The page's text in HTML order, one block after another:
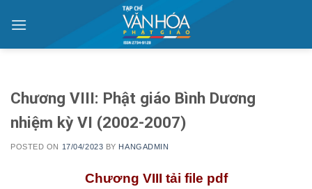
Chương VIII: Phật giáo Bình Dương
nhiệm kỳ VI (2002-2007)
POSTED ON 17/04/2023 BY HANGADMIN
Chương VIII tải file pdf